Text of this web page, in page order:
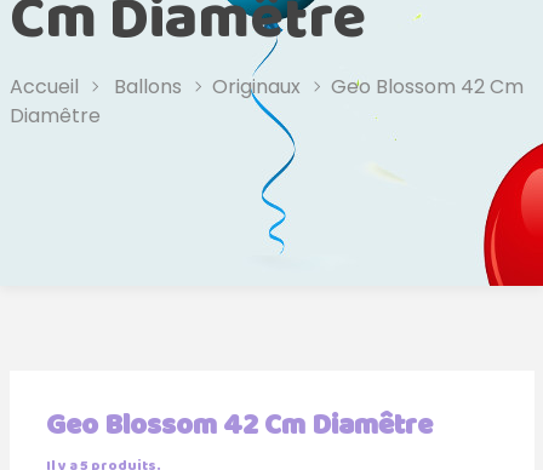
Accueil Ballons Originaux
Geo Blossom 42 Cm
Diamêtre
Geo Blossom 42 Cm Diamêtre